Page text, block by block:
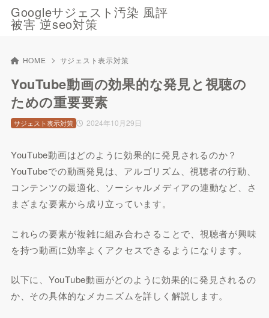
Googleサジェスト汚染 風評
被害 逆seo対策
HOME サジェスト表示対策
YouTube動画の効果的な発見と視聴の
ための重要要素
2024年10月29日
サジェスト表示対策
YouTube動画はどのように効果的に発見されるのか？
YouTubeでの動画発見は、アルゴリズム、視聴者の行動、
コンテンツの最適化、ソーシャルメディアの連動など、さ
まざまな要素から成り立っています。
これらの要素が複雑に組み合わさることで、視聴者が興味
を持つ動画に効率よくアクセスできるようになります。
以下に、YouTube動画がどのように効果的に発見されるの
か、その具体的なメカニズムを詳しく解説します。